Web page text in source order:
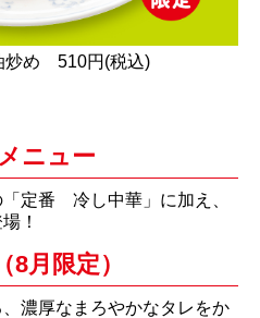
炒め 510円(税込)
ニュー
定番 冷し中華」に加え、
！
月限定）
濃厚なまろやかなタレをか